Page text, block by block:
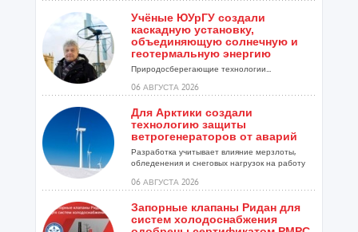
Учёные ЮУрГУ создали
каскадную установку,
объединяющую солнечную и
геотермальную энергию
Природосберегающие технологии...
06 АВГУСТА 2026
Для Арктики создали
технологию защиты
ветрогенераторов от аварий
Разработка учитывает влияние мерзлоты,
обледенения и снеговых нагрузок на работу
06 АВГУСТА 2026
Запорные клапаны Ридан для
систем холодоснабжения